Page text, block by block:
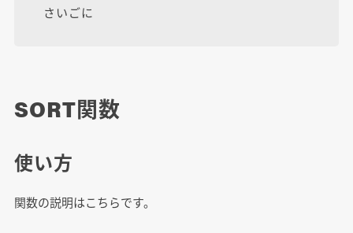
さいごに
SORT関数
使い方
関数の説明はこちらです。